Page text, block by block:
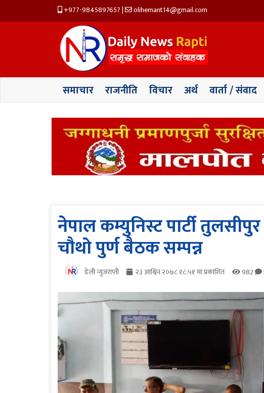
+977-9845897657| olihemant14@gmail.com
समाचार राजनीति विचार अर्थ वार्ता / संवाद
नेपाल कम्युनिस्ट पार्टी
चौथो पुर्ण बैठक सम्पन्न
डेली न्युजराप्ती २३ आश्विन २०७८ १८:५१ मा प्रकाशित 982